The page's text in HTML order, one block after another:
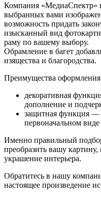
Компания «МедиаСпектр»
выбранных вами
возможность придать
изысканный вид
раму по вашему выбору.
Обрамление в багет
изящества и благородства.
Преимущества
декоративная
дополнение и
защитная функция —
первоначальном
Именно правильный
преобразить вашу
украшение интерьера.
Обратитесь в нашу
настоящее произведение